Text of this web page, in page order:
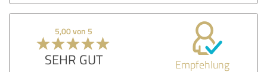
5,00 von 5
SEHR GUT Empfehlung